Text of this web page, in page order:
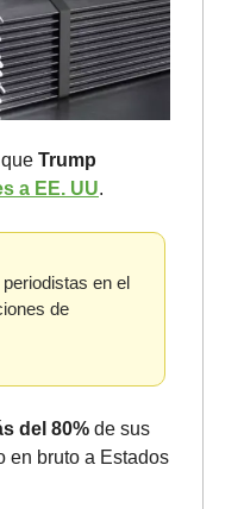
Trump
a EE. UU.
en el
de
del 80% de sus
en bruto a Estados